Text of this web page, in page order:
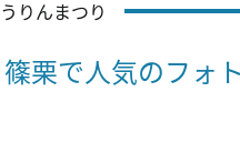
りんまつり
栗で人気のフォ